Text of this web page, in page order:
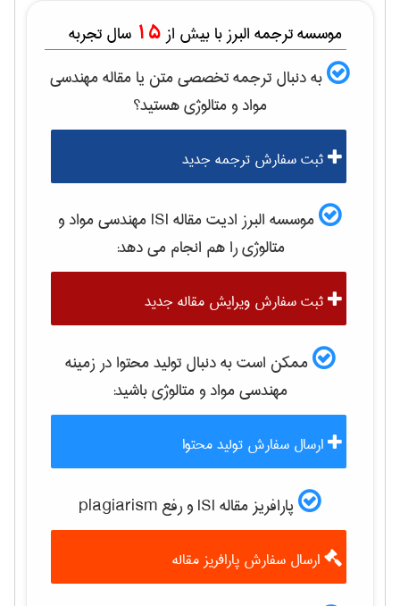
موسسه ترجمه البرز با بیش از 15 سال تجربه
به دنبال ترجمه تخصصی متن یا مقالهمهندسی
مواد و متالوژیهستید؟
ثبت سفارش ترجمه جدید
موسسه البرز ادیت مقاله ISI
مهندسی مواد و
متالوژیرا هم انجام می دهد:
ثبت سفارش ویرایش مقاله جدید
ممکن است به دنبال تولید محتوا در زمینه
مهندسی مواد و متالوژیباشید:
ارسال سفارش تولید محتوا
پارافریز مقاله ISI و رفع plagiarism
ارسال سفارش پارافریز مقاله